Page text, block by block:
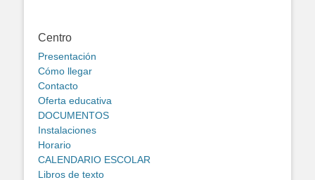
Centro
Presentación
Cómo llegar
Contacto
Oferta educativa
DOCUMENTOS
Instalaciones
Horario
CALENDARIO ESCOLAR
Libros de texto